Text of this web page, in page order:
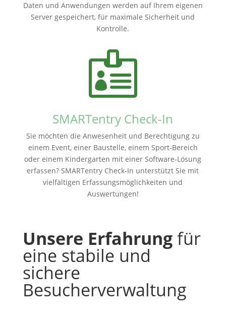
Daten und Anwendungen werden auf Ihrem eigenen
Server gespeichert, für maximale Sicherheit und
Kontrolle.

SMARTentry Check-In
Sie möchten die Anwesenheit und Berechtigung zu
einem Event, einer Baustelle, einem Sport-Bereich
oder einem Kindergarten mit einer Software-Lösung
erfassen? SMARTentry Check-In unterstützt Sie mit
vielfältigen Erfassungsmöglichkeiten und
Auswertungen!
Unsere Erfahrungfür
eine stabile und
sichere
Besucherverwaltung